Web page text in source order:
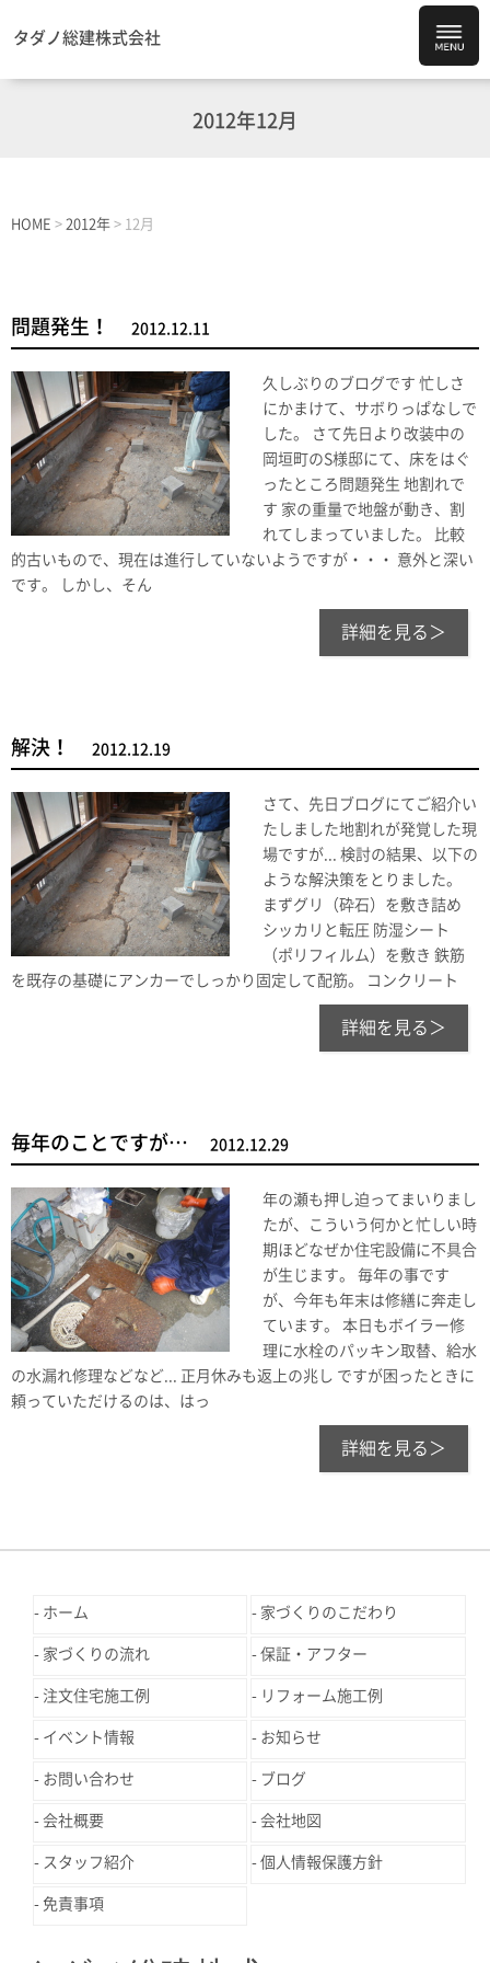
タダノ総建株式会社
2012年12月
HOME > 2012年 > 12月
問題発生！ 2012.12.11
久しぶりのブログです 忙しさ
にかまけて、サボりっぱなしで
した。 さて先日より改装中の
岡垣町のS様邸にて、床をはぐ
ったところ問題発生 地割れで
す 家の重量で地盤が動き、割
れてしまっていました。 比較
的古いもので、現在は進行していないようですが・・・ 意外と深い
です。 しかし、そん
詳細を見る＞
解決！ 2012.12.19
さて、先日ブログにてご紹介い
たしました地割れが発覚した現
場ですが... 検討の結果、以下の
ような解決策をとりました。
まずグリ（砕石）を敷き詰め
シッカリと転圧 防湿シート
（ポリフィルム）を敷き 鉄筋
を既存の基礎にアンカーでしっかり固定して配筋。 コンクリート
詳細を見る＞
毎年のことですが… 2012.12.29
年の瀬も押し迫ってまいりまし
たが、こういう何かと忙しい時
期ほどなぜか住宅設備に不具合
が生じます。 毎年の事です
が、今年も年末は修繕に奔走し
ています。 本日もボイラー修
理に水栓のパッキン取替、給水
の水漏れ修理などなど... 正月休みも返上の兆し ですが困ったときに
頼っていただけるのは、はっ
詳細を見る＞
ホーム 家づくりのこだわり
家づくりの流れ 保証・アフター
注文住宅施工例 リフォーム施工例
イベント情報 お知らせ
お問い合わせ ブログ
会社概要 会社地図
スタッフ紹介 個人情報保護方針
免責事項